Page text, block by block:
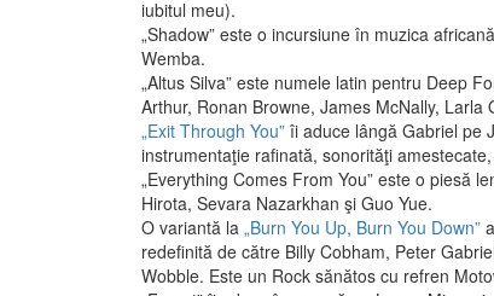
iubitul meu).
„Shadow” este o incursiune în muzica
Wemba.
„Altus Silva” este numele latin pentru Deep
Arthur, Ronan Browne, James McNally, Larla
„Exit Through You” îi aduce lângă Gabriel pe
instrumentaţie rafinată, sonorităţi
„Everything Comes From You” este o piesă
Hirota, Sevara Nazarkhan şi Guo Yue.
O variantă la „Burn You Up, Burn You Down”
redefinită de către Billy Cobham, Peter
Wobble. Este un Rock sănătos cu refren